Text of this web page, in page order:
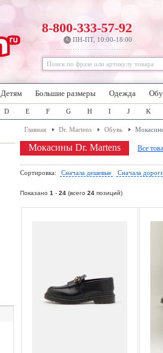
8-800-333-57-92
ПН-ПТ, 10:00-18:00
Детям Большие размеры Одежда
D E F G H I J K
Главная Dr. Martens Обувь
Мокасины Dr. Martens Все
Сортировка: Сначала дешевые Сначала
Показано 1 - 24 (всего 24 позиций)